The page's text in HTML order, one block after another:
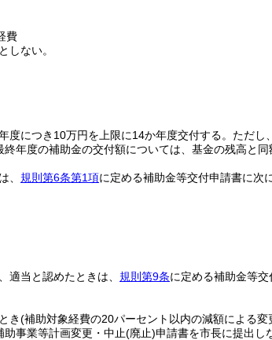
費
しない。
につき10万円を上限に14か年度交付する。 ただし
年度の補助金の交付額については、基金の残高と同
、 規則第6条第1項に定める補助金等交付申請書に次
適当と認めたときは、 規則第9条に定める補助金等
き(補助対象経費の20パーセント以内の減額による変
助事業等計画変更・中止(廃止)申請書を市長に提出し